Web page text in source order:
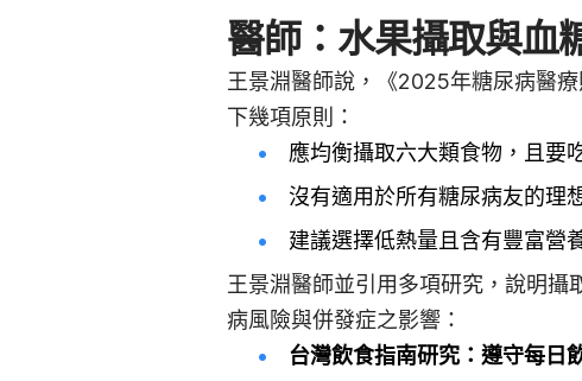
醫師：水果攝取與血
王景淵醫師說，《2025年糖尿病醫
下幾項原則：
應均衡攝取六大類食物，且要
沒有適用於所有糖尿病友的理
建議選擇低熱量且含有豐富營
王景淵醫師並引用多項研究，說明攝
病風險與併發症之影響：
台灣飲食指南研究：遵守每日